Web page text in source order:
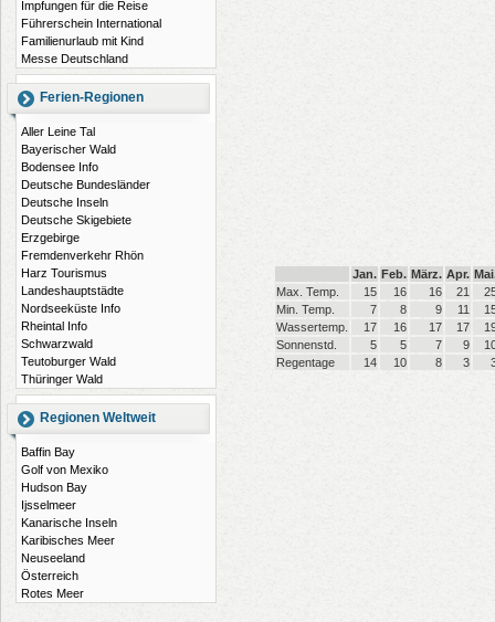
Impfungen für die Reise
Führerschein International
Familienurlaub mit Kind
Messe Deutschland
Ferien-Regionen
Aller Leine Tal
Bayerischer Wald
Bodensee Info
Deutsche Bundesländer
Deutsche Inseln
Deutsche Skigebiete
Erzgebirge
Fremdenverkehr Rhön
Harz Tourismus
Landeshauptstädte
Nordseeküste Info
Rheintal Info
Schwarzwald
Teutoburger Wald
Thüringer Wald
Regionen Weltweit
Baffin Bay
Golf von Mexiko
Hudson Bay
Ijsselmeer
Kanarische Inseln
Karibisches Meer
Neuseeland
Österreich
Rotes Meer
Jan. Feb. März. Apr.
Max. Temp.
15 16 16 21
Min. Temp.
7 8 9 11
Wassertemp.
17 16 17 17
Sonnenstd.
5 5 7 9
Regentage
14 10 8 3